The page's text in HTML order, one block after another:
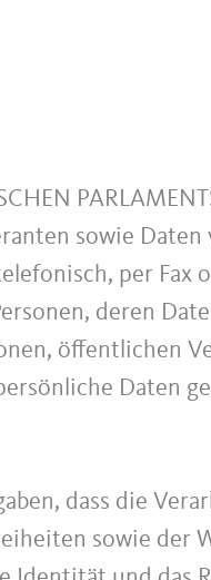
sowie
per Fax
deren
öffentlichen
Daten
dass die
sowie der